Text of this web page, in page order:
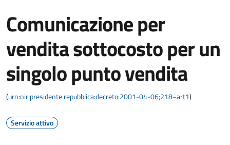
Comunicazione per
vendita sottocosto per un
singolo punto vendita
(urn:nir:presidente.repubblica:decreto:2001-04-06;218~art1)
Servizio attivo